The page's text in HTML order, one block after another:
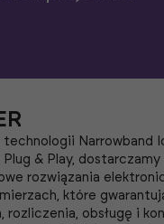
technologii Narrowband
& Play, dostarczamy
rozwiązania
które
rozliczenia, obsługę i